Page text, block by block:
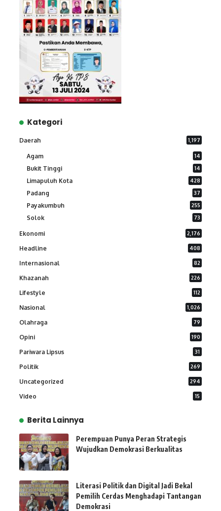
Kategori
Daerah 1,197
Agam 14
Bukit Tinggi 14
Limapuluh Kota 428
Padang 37
Payakumbuh 255
Solok 73
Ekonomi 2,176
Headline 408
Internasional 82
Khazanah 226
Lifestyle 112
Nasional 1,026
Olahraga 79
Opini 190
Pariwara Lipsus 31
Politik 269
Uncategorized 294
Video 15
Berita Lainnya
Perempuan Punya Peran Strategis
Wujudkan Demokrasi Berkualitas
Literasi Politik dan Digital Jadi Bekal
Pemilih Cerdas Menghadapi Tantangan
Demokrasi